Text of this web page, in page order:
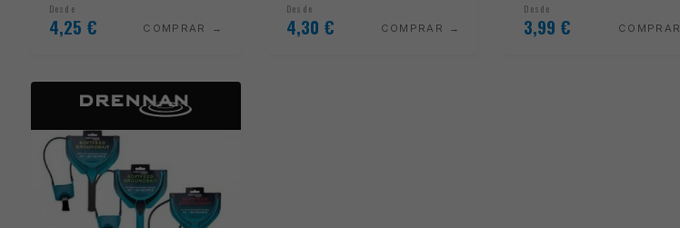
Desde
4,25 € COMPRAR
Desde
4,30 € COMPRAR
Desde
3,99 € COMPRAR